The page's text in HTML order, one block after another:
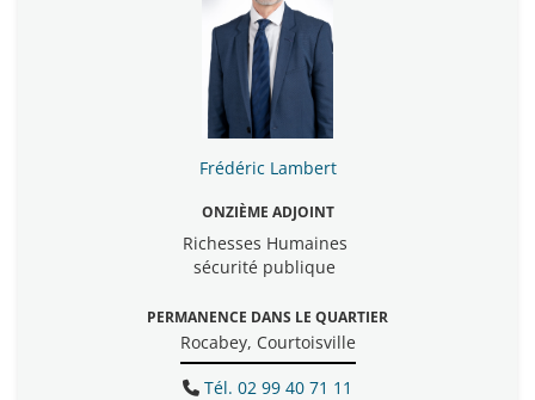
Frédéric Lambert
ONZIÈME ADJOINT
Richesses Humaines
sécurité publique
PERMANENCE DANS LE QUARTIER
Rocabey, Courtoisville
Tél. 02 99 40 71 11